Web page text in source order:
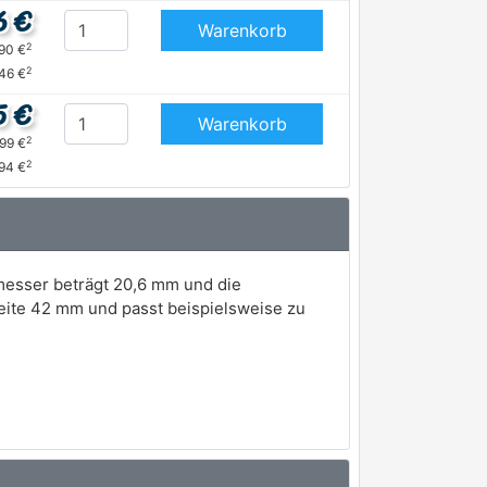
€
€2
€2
Warenkorb
€
€2
€2
Warenkorb
beträgt 20,6 mm und die
42 mm und passt beispielsweise zu